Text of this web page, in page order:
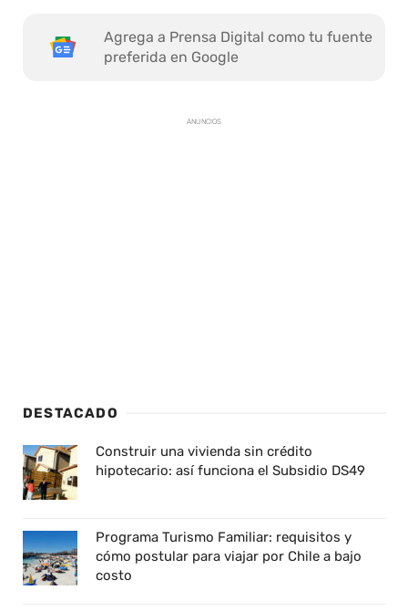
Agrega a Prensa Digital como tu fuente
preferida en Google
ANUNCIOS
DESTACADO
Construir una vivienda sin crédito
hipotecario: así funciona el Subsidio DS49
Programa Turismo Familiar: requisitos y
cómo postular para viajar por Chile a bajo
costo